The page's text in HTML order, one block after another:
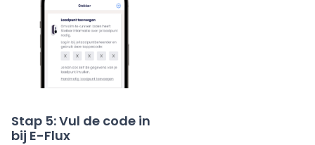
Stap 5: Vul de code in
bij E-Flux